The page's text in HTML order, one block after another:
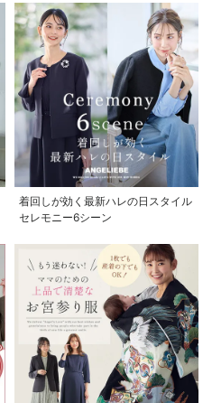
着回しが効く最新ハレの日スタイル
セレモニー6シーン